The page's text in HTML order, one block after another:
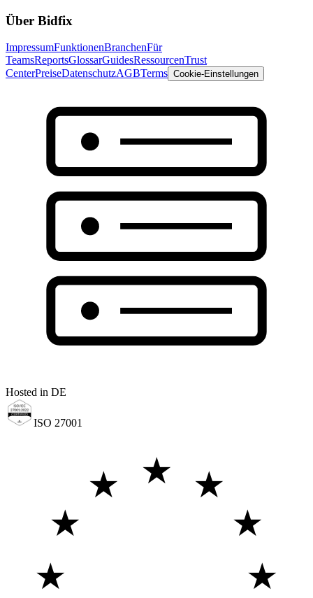
Über Bidfix
ImpressumFunktionenBranchenFür
TeamsReportsGlossarGuidesRessourcenTrust
CenterPreiseDatenschutzAGBTerms Cookie-Einstellungen
Hosted in DE
ISO 27001
★ ★
★
★
★
★
★